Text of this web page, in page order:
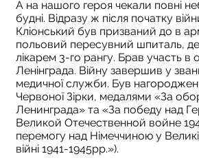
А на нашого героя чекали повні
будні. Відразу ж після початку
Кліонський був призваний до в
польовий пересувний шпиталь,
лікарем 3-го рангу. Брав участь в
Ленінграда. Війну завершив у
медичної служби. Був
Червоної Зірки, медалями «За
Ленинграда» та «За победу над
Великой Отечественной войне
перемогу над Німеччиною у
війні 1941-1945рр.»).